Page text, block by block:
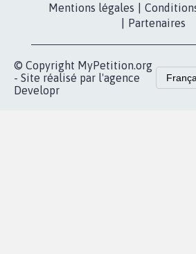
Mentions légales
Partenaires
© Copyright MyPetition.org
- Site réalisé par l'agence
Developr